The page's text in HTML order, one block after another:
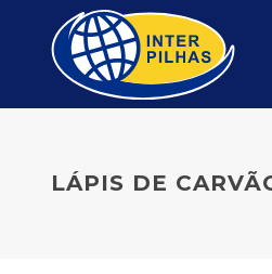
content
LÁPIS DE